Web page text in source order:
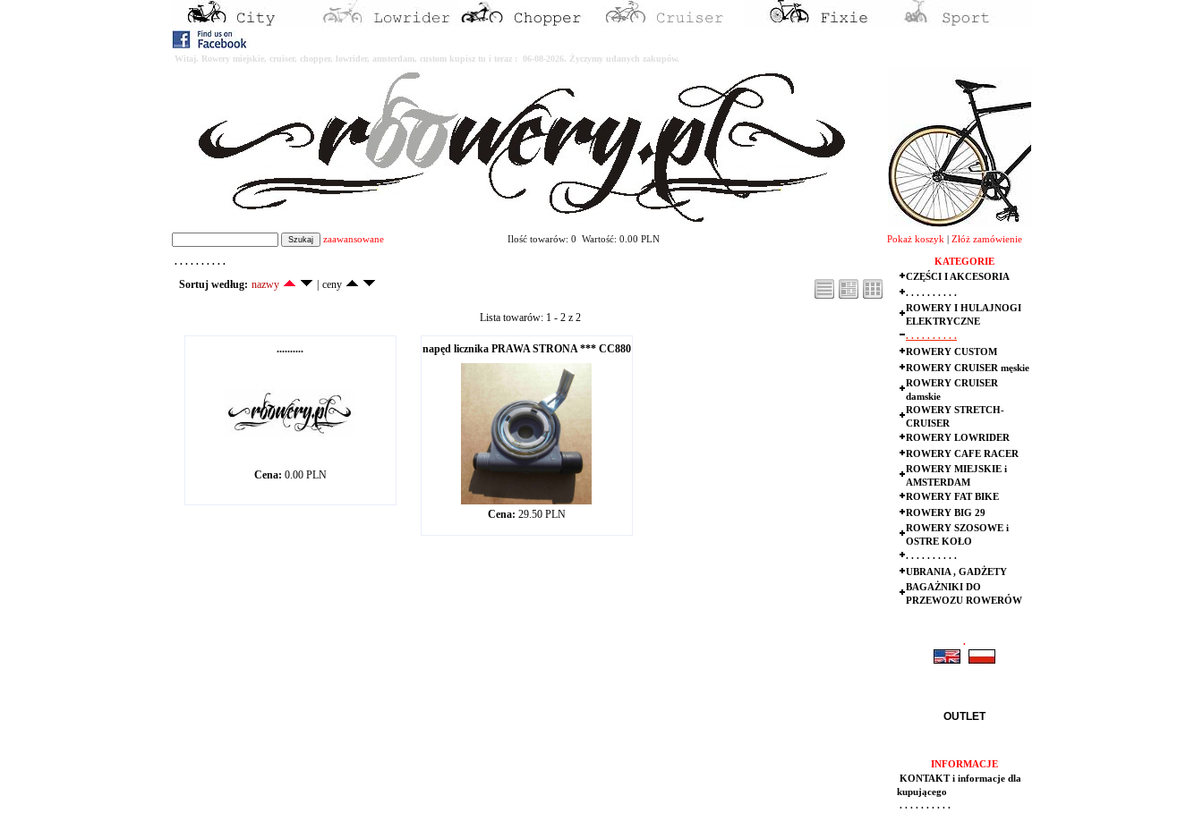
Witaj. Rowery miejskie, cruiser, chopper, lowrider, amsterdam, custom kupisz tu i teraz : 06-08-2026. Życzymy udanych zakupów.
zaawansowane Ilość towarów: 0 Wartość: 0.00 PLN Pokaż koszyk Złóż zamówienie
. . . . . . . . . .
Sortuj według: nazwy ceny
Lista towarów: 1 - 2 z 2
..........
Cena: 0.00 PLN
napęd licznika PRAWA STRONA *** CC880
Cena: 29.50 PLN
KATEGORIE
CZĘŚCI I AKCESORIA
. . . . . . . . . .
ROWERY I HULAJNOGI
ELEKTRYCZNE
. . . . . . . . . .
ROWERY CUSTOM
ROWERY CRUISER męskie
ROWERY CRUISER
damskie
ROWERY STRETCH-
CRUISER
ROWERY LOWRIDER
ROWERY CAFE RACER
ROWERY MIEJSKIE i
AMSTERDAM
ROWERY FAT BIKE
ROWERY BIG 29
ROWERY SZOSOWE i
OSTRE KOŁO
. . . . . . . . . .
UBRANIA , GADŻETY
BAGAŻNIKI DO
PRZEWOZU ROWERÓW
.
OUTLET
INFORMACJE
KONTAKT i informacje dla
kupującego
. . . . . . . . . .